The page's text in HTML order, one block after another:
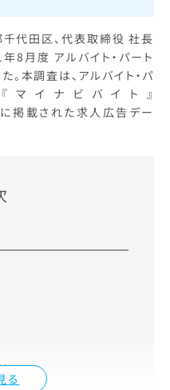
千代田区、代表取締役 社長
8月度 アルバイト・パート
。本調査は、アルバイト・パ
マイナビバイト』
に掲載された求人広告デー
る